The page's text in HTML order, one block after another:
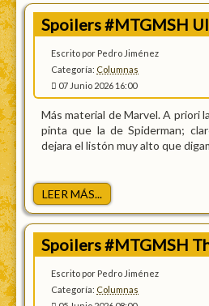
Spoilers #MTGMSH
Escrito por Pedro Jiménez
Categoría: Columnas
07 Junio 2026 16:00
Más material de Marvel. A priori
pinta que la de Spiderman;
dejara el listón muy alto que
LEER MÁS...
Spoilers #MTGMSH
Escrito por Pedro Jiménez
Categoría: Columnas